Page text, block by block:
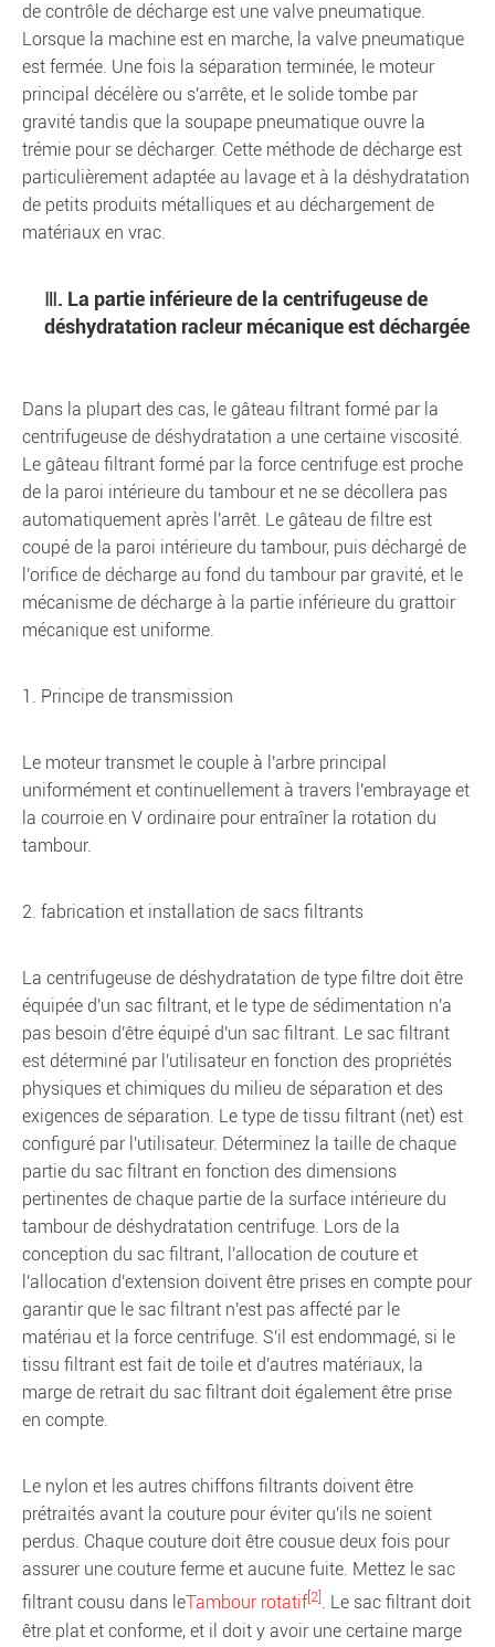
de contrôle de décharge est une valve pneumatique.
Lorsque la machine est en marche, la valve pneumatique
est fermée. Une fois la séparation terminée, le moteur
principal décélère ou s'arrête, et le solide tombe par
gravité tandis que la soupape pneumatique ouvre la
trémie pour se décharger. Cette méthode de décharge est
particulièrement adaptée au lavage et à la déshydratation
de petits produits métalliques et au déchargement de
matériaux en vrac.
Ⅲ. La partie inférieure de la centrifugeuse de
déshydratation racleur mécanique est déchargée
Dans la plupart des cas, le gâteau filtrant formé par la
centrifugeuse de déshydratation a une certaine viscosité.
Le gâteau filtrant formé par la force centrifuge est proche
de la paroi intérieure du tambour et ne se décollera pas
automatiquement après l'arrêt. Le gâteau de filtre est
coupé de la paroi intérieure du tambour, puis déchargé de
l'orifice de décharge au fond du tambour par gravité, et le
mécanisme de décharge à la partie inférieure du grattoir
mécanique est uniforme.
1. Principe de transmission
Le moteur transmet le couple à l'arbre principal
uniformément et continuellement à travers l'embrayage et
la courroie en V ordinaire pour entraîner la rotation du
tambour.
2. fabrication et installation de sacs filtrants
La centrifugeuse de déshydratation de type filtre doit être
équipée d'un sac filtrant, et le type de sédimentation n'a
pas besoin d'être équipé d'un sac filtrant. Le sac filtrant
est déterminé par l'utilisateur en fonction des propriétés
physiques et chimiques du milieu de séparation et des
exigences de séparation. Le type de tissu filtrant (net) est
configuré par l'utilisateur. Déterminez la taille de chaque
partie du sac filtrant en fonction des dimensions
pertinentes de chaque partie de la surface intérieure du
tambour de déshydratation centrifuge. Lors de la
conception du sac filtrant, l'allocation de couture et
l'allocation d'extension doivent être prises en compte pour
garantir que le sac filtrant n'est pas affecté par le
matériau et la force centrifuge. S'il est endommagé, si le
tissu filtrant est fait de toile et d'autres matériaux, la
marge de retrait du sac filtrant doit également être prise
en compte.
Le nylon et les autres chiffons filtrants doivent être
prétraités avant la couture pour éviter qu'ils ne soient
perdus. Chaque couture doit être cousue deux fois pour
assurer une couture ferme et aucune fuite. Mettez le sac
filtrant cousu dans leTambour rotatif[2] . Le sac filtrant doit
être plat et conforme, et il doit y avoir une certaine marge